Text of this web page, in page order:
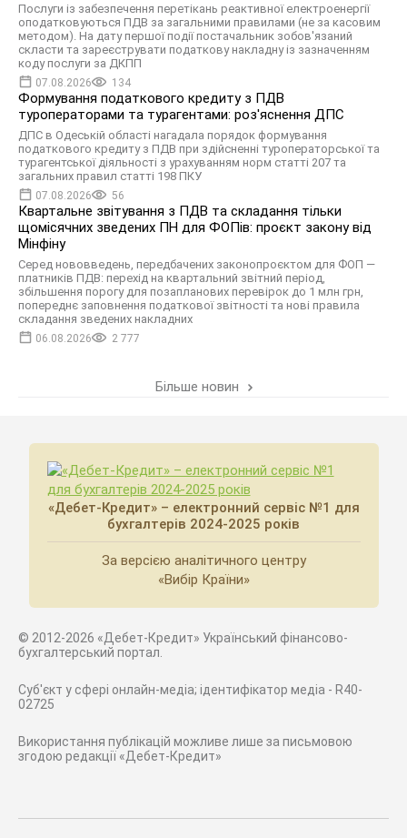
Послуги із забезпечення перетікань реактивної електроенергії
оподатковуються ПДВ за загальними правилами (не за касовим
методом). На дату першої події постачальник зобов'язаний
скласти та зареєструвати податкову накладну із зазначенням
коду послуги за ДКПП
07.08.2026 134
Формування податкового кредиту з ПДВ
туроператорами та турагентами: роз'яснення ДПС
ДПС в Одеській області нагадала порядок формування
податкового кредиту з ПДВ при здійсненні туроператорської та
турагентської діяльності з урахуванням норм статті 207 та
загальних правил статті 198 ПКУ
07.08.2026 56
Квартальне звітування з ПДВ та складання тільки
щомісячних зведених ПН для ФОПів: проєкт закону від
Мінфіну
Серед нововведень, передбачених законопроєктом для ФОП —
платників ПДВ: перехід на квартальний звітний період,
збільшення порогу для позапланових перевірок до 1 млн грн,
попереднє заповнення податкової звітності та нові правила
складання зведених накладних
06.08.2026 2 777
Більше новин
«Дебет-Кредит» – електронний сервіс №1 для
бухгалтерів 2024-2025 років
За версією аналітичного центру
«Вибір Країни»
© 2012-2026 «Дебет-Кредит» Український фінансово-
бухгалтерський портал.
Суб'єкт у сфері онлайн-медіа; ідентифікатор медіа - R40-
02725
Використання публікацій можливе лише за письмовою
згодою редакції «Дебет-Кредит»